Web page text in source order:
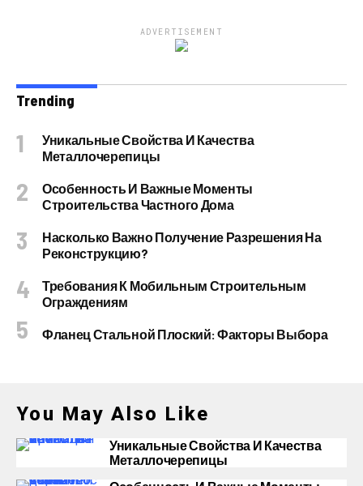
ADVERTISEMENT
Trending
Уникальные Свойства И Качества
Металлочерепицы
Особенность И Важные Моменты
Строительства Частного Дома
Насколько Важно Получение Разрешения На
Реконструкцию?
Требования К Мобильным Строительным
Ограждениям
Фланец Стальной Плоский: Факторы Выбора
You May Also Like
Уникальные Свойства И Качества
Металлочерепицы